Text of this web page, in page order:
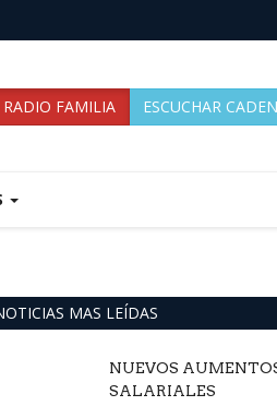
RADIO FAMILIA ESCUCHAR
MAS LEÍDAS
NUEVOS
SALARIALES